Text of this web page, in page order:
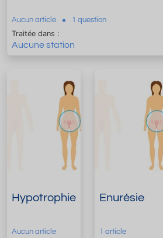
Aucun article 1 question
Traitée dans :
Aucune station
Hypotrophie
Aucun article
Enurésie
1 article